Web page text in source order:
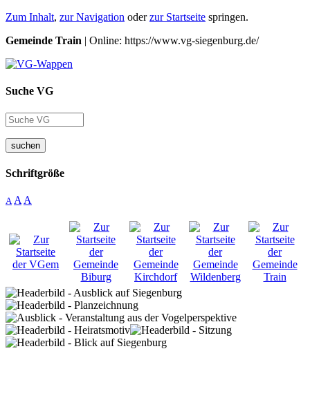
Zum Inhalt, zur Navigation oderzur Startseite springen.
Gemeinde Train | Online: https://www.vg-siegenburg.de/
Suche VG
suchen
Schriftgröße
A A A